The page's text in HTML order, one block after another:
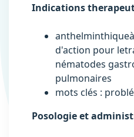
Indications
d'action pour
nématodes
pulmonaires
mots clés :
Posologie et